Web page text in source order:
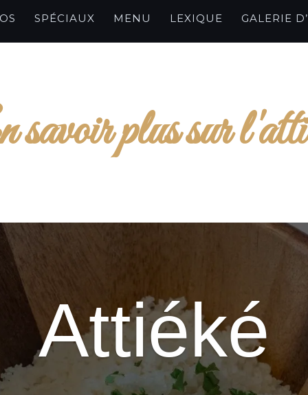
SPÉCIAUX MENU LEXIQUE GALERIE
plus sur
Attiéké